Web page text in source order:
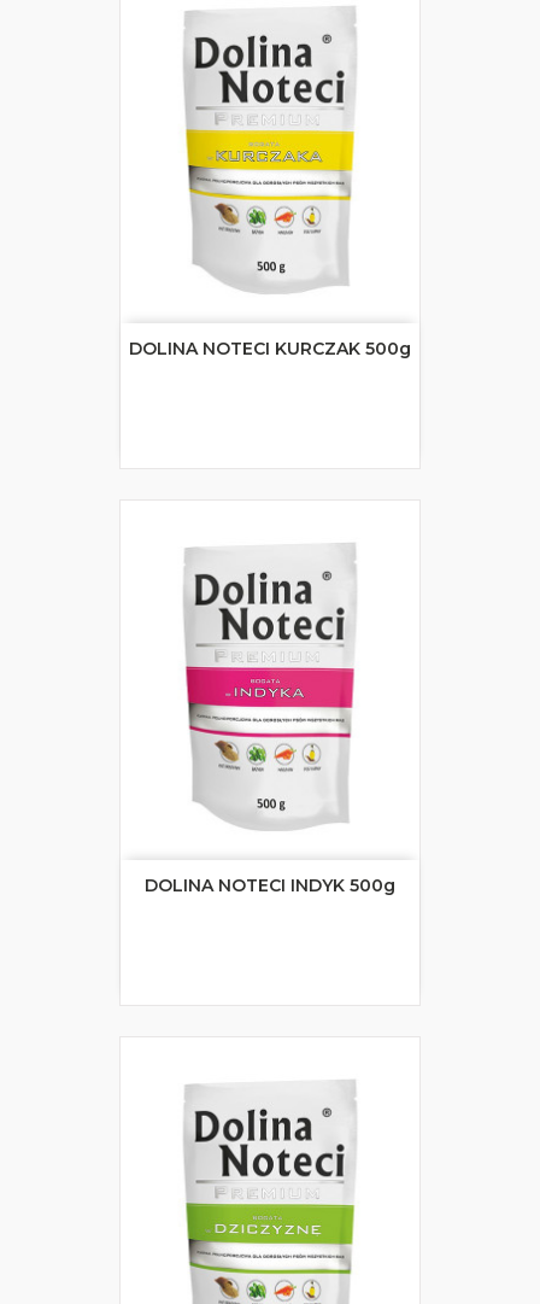
DOLINA NOTECI KURCZAK 500g
DOLINA NOTECI INDYK 500g